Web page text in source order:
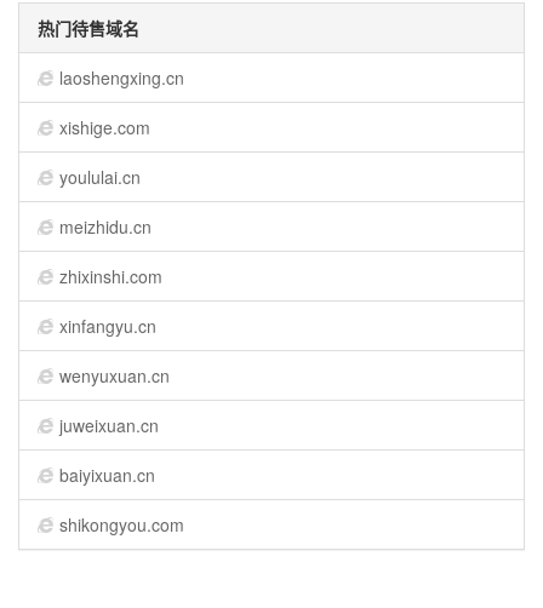
热门待售域名
laoshengxing.cn
xishige.com
yoululai.cn
meizhidu.cn
zhixinshi.com
xinfangyu.cn
wenyuxuan.cn
juweixuan.cn
baiyixuan.cn
shikongyou.com